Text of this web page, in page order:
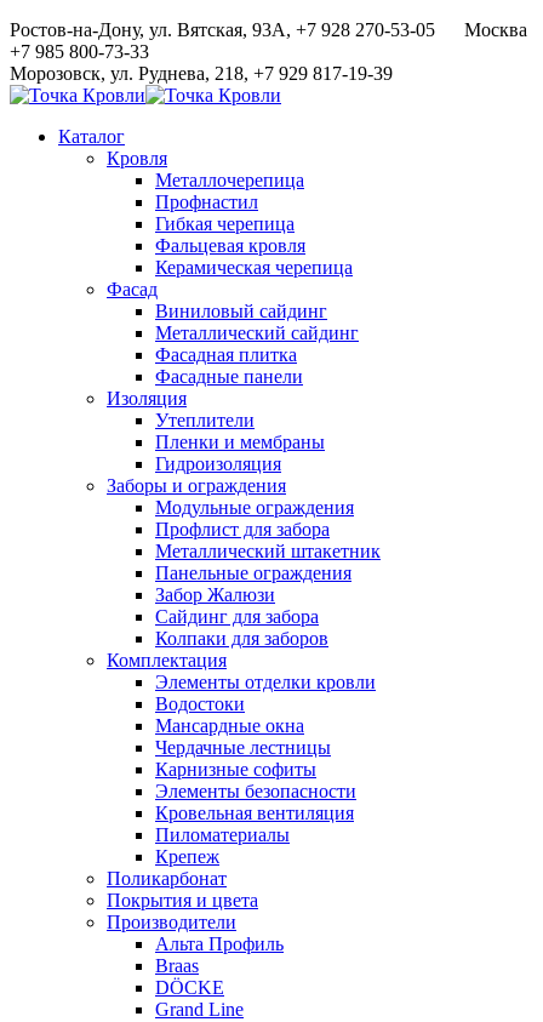
Ростов-на-Дону, ул. Вятская, 93А, +7 928 270-53-05 Москва
+7 985 800-73-33
Морозовск, ул. Руднева, 218, +7 929 817-19-39
Каталог
Кровля
Металлочерепица
Профнастил
Гибкая черепица
Фальцевая кровля
Керамическая черепица
Фасад
Виниловый сайдинг
Металлический сайдинг
Фасадная плитка
Фасадные панели
Изоляция
Утеплители
Пленки и мембраны
Гидроизоляция
Заборы и ограждения
Модульные ограждения
Профлист для забора
Металлический штакетник
Панельные ограждения
Забор Жалюзи
Сайдинг для забора
Колпаки для заборов
Комплектация
Элементы отделки кровли
Водостоки
Мансардные окна
Чердачные лестницы
Карнизные софиты
Элементы безопасности
Кровельная вентиляция
Пиломатериалы
Крепеж
Поликарбонат
Покрытия и цвета
Производители
Альта Профиль
Braas
DÖCKE
Grand Line